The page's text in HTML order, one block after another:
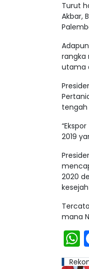
Turut
Akbar,
rangka
utama
2019
2020
mana